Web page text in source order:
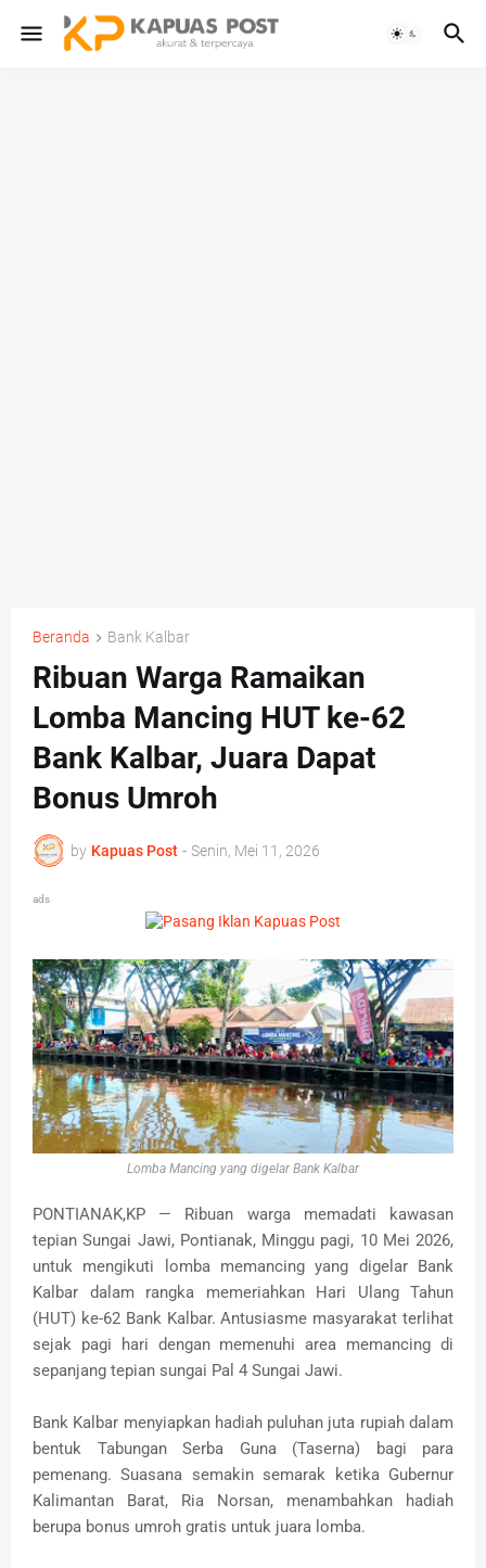
Beranda Bank Kalbar
Ribuan Warga Ramaikan
Lomba Mancing HUT ke-62
Bank Kalbar, Juara Dapat
Bonus Umroh
by Kapuas Post - Senin, Mei 11, 2026
ads
Lomba Mancing yang digelar Bank Kalbar
PONTIANAK,KP — Ribuan warga memadati kawasan
tepian Sungai Jawi, Pontianak, Minggu pagi, 10 Mei 2026,
untuk mengikuti lomba memancing yang digelar Bank
Kalbar dalam rangka memeriahkan Hari Ulang Tahun
(HUT) ke-62 Bank Kalbar. Antusiasme masyarakat terlihat
sejak pagi hari dengan memenuhi area memancing di
sepanjang tepian sungai Pal 4 Sungai Jawi.
Bank Kalbar menyiapkan hadiah puluhan juta rupiah dalam
bentuk Tabungan Serba Guna (Taserna) bagi para
pemenang. Suasana semakin semarak ketika Gubernur
Kalimantan Barat, Ria Norsan, menambahkan hadiah
berupa bonus umroh gratis untuk juara lomba.